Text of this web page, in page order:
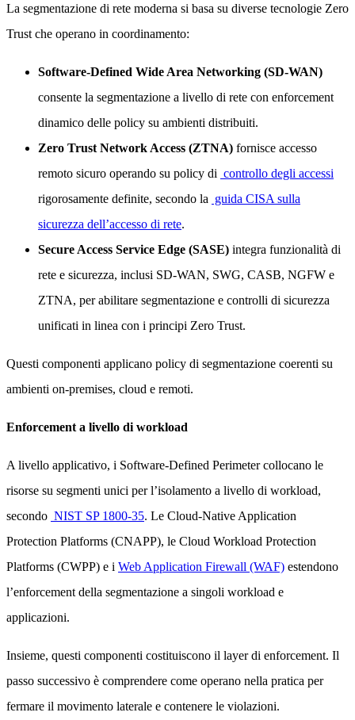
La segmentazione di rete moderna si basa su diverse tecnologie Zero
Trust che operano in coordinamento:
Software-Defined Wide Area Networking (SD-WAN)
consente la segmentazione a livello di rete con enforcement
dinamico delle policy su ambienti distribuiti.
Zero Trust Network Access (ZTNA) fornisce accesso
remoto sicuro operando su policy di controllo degli accessi
rigorosamente definite, secondo la guida CISA sulla
sicurezza dell’accesso di rete.
Secure Access Service Edge (SASE) integra funzionalità di
rete e sicurezza, inclusi SD-WAN, SWG, CASB, NGFW e
ZTNA, per abilitare segmentazione e controlli di sicurezza
unificati in linea con i principi Zero Trust.
Questi componenti applicano policy di segmentazione coerenti su
ambienti on-premises, cloud e remoti.
Enforcement a livello di workload
A livello applicativo, i Software-Defined Perimeter collocano le
risorse su segmenti unici per l’isolamento a livello di workload,
secondo NIST SP 1800-35. Le Cloud-Native Application
Protection Platforms (CNAPP), le Cloud Workload Protection
Platforms (CWPP) e i Web Application Firewall (WAF) estendono
l’enforcement della segmentazione a singoli workload e
applicazioni.
Insieme, questi componenti costituiscono il layer di enforcement. Il
passo successivo è comprendere come operano nella pratica per
fermare il movimento laterale e contenere le violazioni.